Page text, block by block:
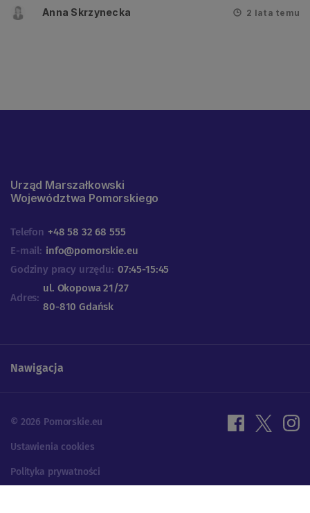
Anna Skrzynecka 2 lata temu
Urząd Marszałkowski
Województwa Pomorskiego
Telefon +48 58 32 68 555
E-mail: info@pomorskie.eu
Godziny pracy urzędu: 07:45-15:45
Adres:
ul. Okopowa 21/27
80-810 Gdańsk
Nawigacja
© 2026 Pomorskie.eu
Ustawienia cookies
Polityka prywatności